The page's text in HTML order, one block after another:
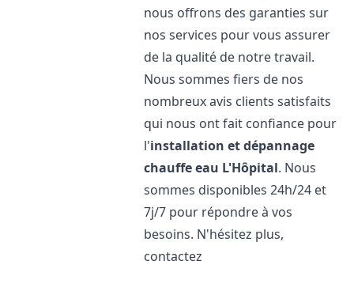
nous offrons des garanties sur
nos services pour vous assurer
de la qualité de notre travail.
Nous sommes fiers de nos
nombreux avis clients satisfaits
qui nous ont fait confiance pour
l'installation et dépannage
chauffe eau L'Hôpital. Nous
sommes disponibles 24h/24 et
7j/7 pour répondre à vos
besoins. N'hésitez plus,
contactez